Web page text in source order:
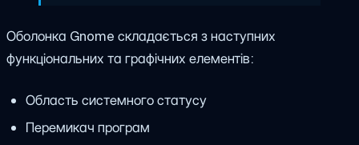
Оболонка Gnome складається з наступних
функціональних та графічних елементів:
Область системного статусу
Перемикач програм